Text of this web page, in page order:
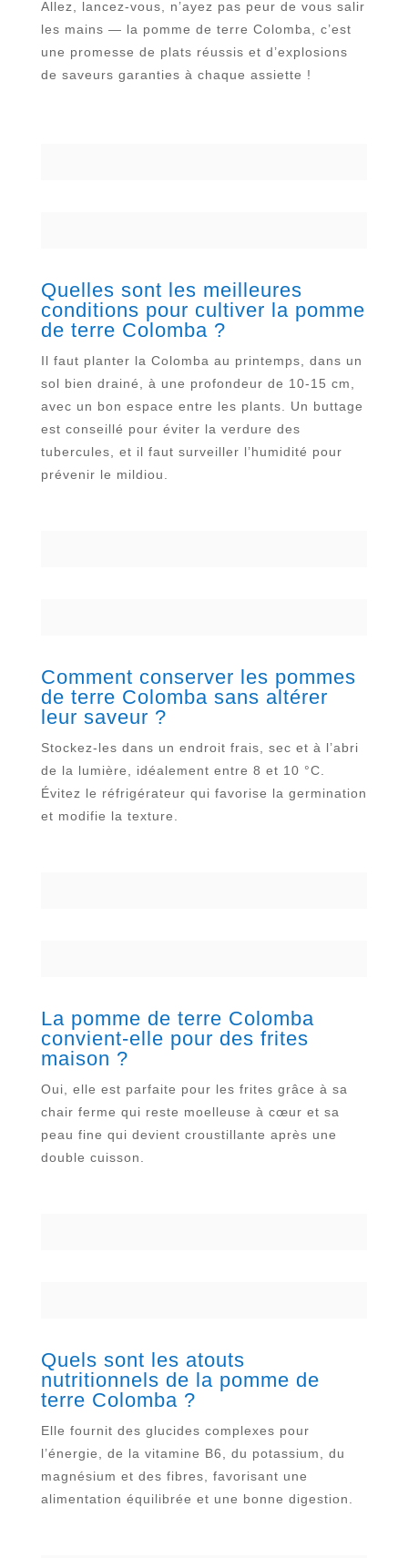
Allez, lancez-vous, n’ayez pas peur de vous salir
les mains — la pomme de terre Colomba, c’est
une promesse de plats réussis et d’explosions
de saveurs garanties à chaque assiette !
Quelles sont les meilleures
conditions pour cultiver la pomme
de terre Colomba ?
Il faut planter la Colomba au printemps, dans un
sol bien drainé, à une profondeur de 10-15 cm,
avec un bon espace entre les plants. Un buttage
est conseillé pour éviter la verdure des
tubercules, et il faut surveiller l’humidité pour
prévenir le mildiou.
Comment conserver les pommes
de terre Colomba sans altérer
leur saveur ?
Stockez-les dans un endroit frais, sec et à l’abri
de la lumière, idéalement entre 8 et 10 °C.
Évitez le réfrigérateur qui favorise la germination
et modifie la texture.
La pomme de terre Colomba
convient-elle pour des frites
maison ?
Oui, elle est parfaite pour les frites grâce à sa
chair ferme qui reste moelleuse à cœur et sa
peau fine qui devient croustillante après une
double cuisson.
Quels sont les atouts
nutritionnels de la pomme de
terre Colomba ?
Elle fournit des glucides complexes pour
l’énergie, de la vitamine B6, du potassium, du
magnésium et des fibres, favorisant une
alimentation équilibrée et une bonne digestion.